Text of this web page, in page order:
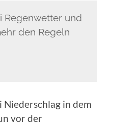
Regenwetter und
den Regeln
Niederschlag in dem
vor der